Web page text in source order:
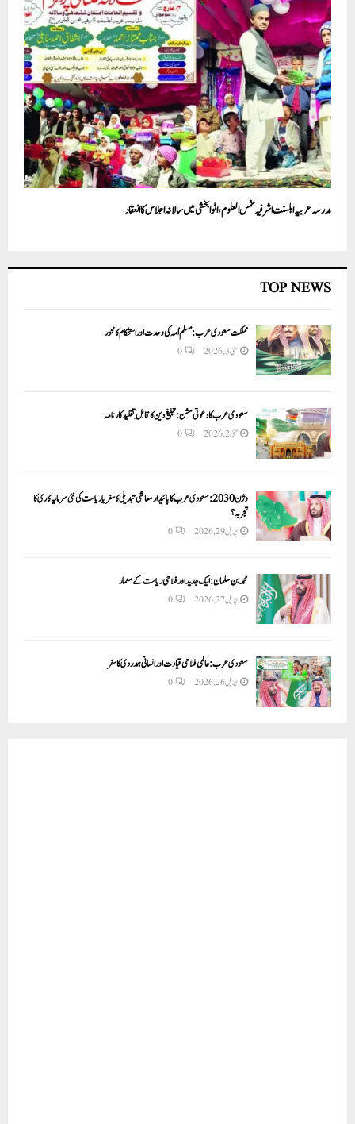
مدرسہ عربیہ اہلسنت اشرفیہ شمس العلوم، اٹوا بخشی میں سالانہ اجلاس کا انعقاد
TOP NEWS
مملکت سعودی عرب: مسلم اُمہ کی وحدت اور استحکام کا محور
مئی 3, 2026 0
سعودی عرب کا دعوتی مشن: تبلیغ دین کا قابلِ تقلید کارنامہ
مئی 2, 2026 0
وژن 2030:سعودی عرب کا پائیدار معاشی تبدیلی کا سفر یا ریاست کی نئی سرمایہ کاری کا
تجربہ؟
اپریل 29, 2026 0
محمد بن سلمان: ایک جدید اور فلاحی ریاست کے معمار
اپریل 27, 2026 0
سعودی عرب: عالمی فلاحی قیادت اور انسانی ہمدردی کا سفر
اپریل 26, 2026 0